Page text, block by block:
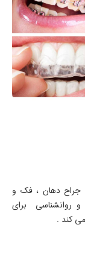
جراح دهان ، فک و
روانشناسی برای
کند .